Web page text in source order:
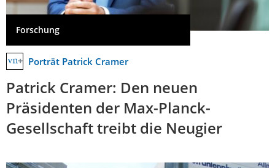
Forschung
Porträt Patrick Cramer
Patrick Cramer: Den neuen
Präsidenten der Max-Planck-
Gesellschaft treibt die Neugier